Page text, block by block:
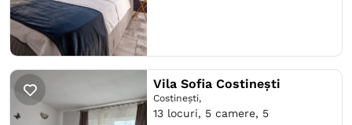
Vila Sofia Costinești
Costineşti,
13 locuri, 5 camere, 5